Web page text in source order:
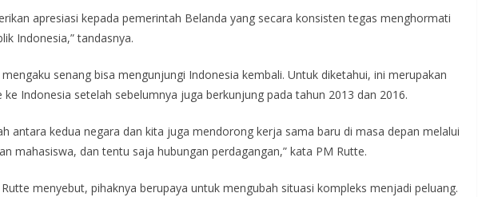
apresiasi kepada pemerintah Belanda yang secara konsisten tegas menghormati
Indonesia,” tandasnya.
senang bisa mengunjungi Indonesia kembali. Untuk diketahui, ini merupakan
Indonesia setelah sebelumnya juga berkunjung pada tahun 2013 dan 2016.
antara kedua negara dan kita juga mendorong kerja sama baru di masa depan melalui
mahasiswa, dan tentu saja hubungan perdagangan,” kata PM Rutte.
menyebut, pihaknya berupaya untuk mengubah situasi kompleks menjadi peluang.